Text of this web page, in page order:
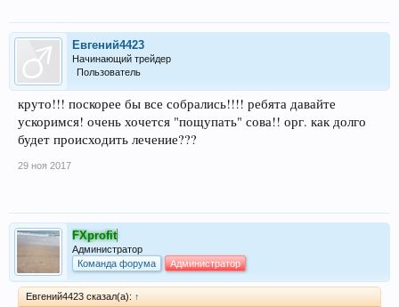
Евгений4423
Начинающий трейдер
Пользователь
круто!!! поскорее бы все собрались!!!! ребята давайте
ускоримся! очень хочется "пощупать" сова!! орг. как долго
будет происходить лечение???
29 ноя 2017
FXprofit
Администратор
Команда форума
Администратор
Евгений4423 сказал(а): ↑